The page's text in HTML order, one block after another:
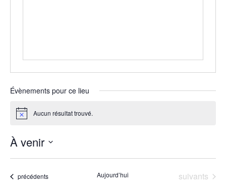
Évènements pour ce lieu
Notice Aucun résultat trouvé.
À venir
Sélectionnez
date.
Évènements
précédents Aujourd’hui Évènements
suivants